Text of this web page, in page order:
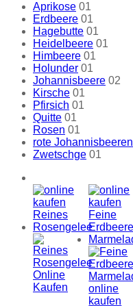
Aprikose 01
Erdbeere 01
Hagebutte 01
Heidelbeere 01
Himbeere 01
Holunder 01
Johannisbeere 02
Kirsche 01
Pfirsich 01
Quitte 01
Rosen 01
rote Johannisbeeren
Zwetschge 01